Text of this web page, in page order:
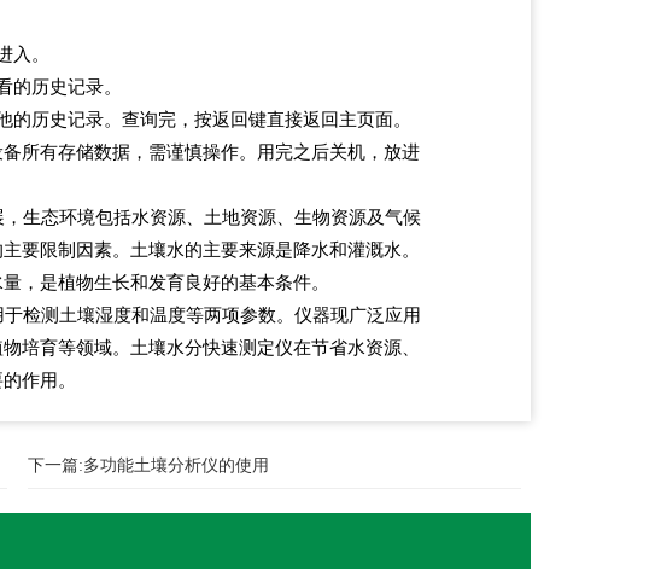
入。
的历史记录。
历史记录。查询完，按返回键直接返回主页面。
所有存储数据，需谨慎操作。用完之后关机，放进
生态环境包括水资源、土地资源、生物资源及气候
要限制因素。土壤水的主要来源是降水和灌溉水。
，是植物生长和发育良好的基本条件。
于检测土壤湿度和温度等两项参数。仪器现广泛应用
培育等领域。土壤水分快速测定仪在节省水资源、
作用。
下一篇:多功能土壤分析仪的使用